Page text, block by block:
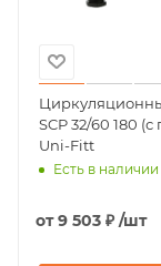
SCP 32/60 180
Uni-Fitt
Есть в наличии
от9 503 ₽ /шт